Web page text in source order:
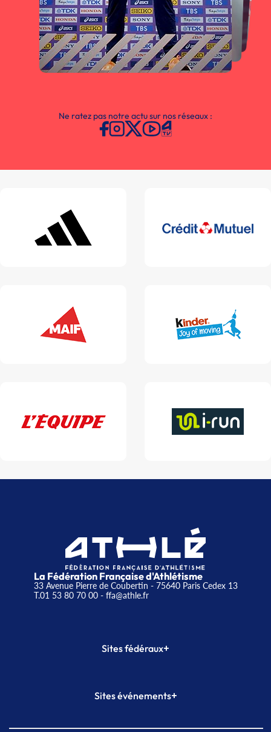
Ne ratez pas notre actu sur nos réseaux :
La Fédération Française d'Athlétisme
33 Avenue Pierre de Coubertin - 75640 Paris Cedex 13
T.01 53 80 70 00- ffa@athle.fr
Sites fédéraux+
Plateforme Formation
Sites événements+